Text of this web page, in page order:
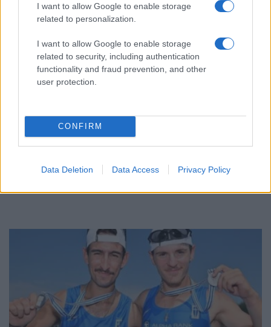
I want to allow Google to enable storage
related to personalization.
I want to allow Google to enable storage
related to security, including authentication
functionality and fraud prevention, and other
user protection.
CONFIRM
Data Deletion Data Access Privacy Policy
ΑΘΛΗΤΙΣΜΟΣ
έφυγε για ημιτελικό η Εθνική Κορασίδων